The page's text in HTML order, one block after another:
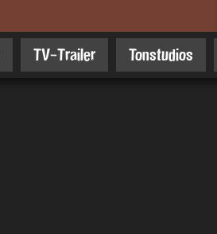
TV-Trailer Tonstudios